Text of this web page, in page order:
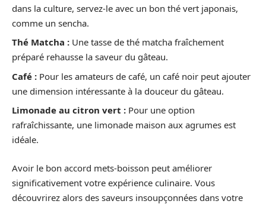
dans la culture, servez-le avec un bon thé vert japonais,
comme un sencha.
Thé Matcha : Une tasse de thé matcha fraîchement
préparé rehausse la saveur du gâteau.
Café : Pour les amateurs de café, un café noir peut ajouter
une dimension intéressante à la douceur du gâteau.
Limonade au citron vert : Pour une option
rafraîchissante, une limonade maison aux agrumes est
idéale.
Avoir le bon accord mets-boisson peut améliorer
significativement votre expérience culinaire. Vous
découvrirez alors des saveurs insoupçonnées dans votre